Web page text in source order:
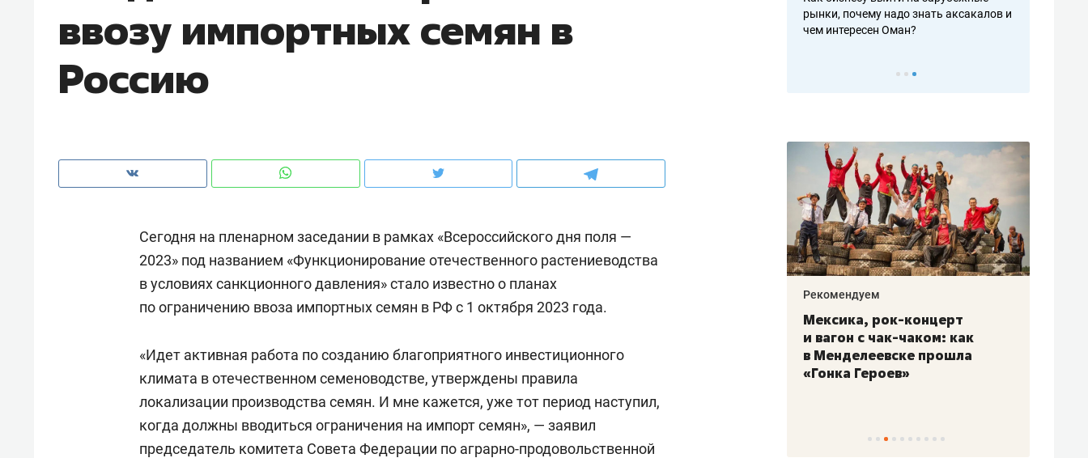
ввозу импортных семян в
Россию
Сегодня на пленарном заседании в рамках «Всероссийского дня поля —
2023» под названием «Функционирование отечественного растениеводства
в условиях санкционного давления» стало известно о планах
по ограничению ввоза импортных семян в РФ с 1 октября 2023 года.
«Идет активная работа по созданию благоприятного инвестиционного
климата в отечественном семеноводстве, утверждены правила
локализации производства семян. И мне кажется, уже тот период наступил,
когда должны вводиться ограничения на импорт семян», — заявил
председатель комитета Совета Федерации по аграрно-продовольственной
чем интересен Оман?
клиентах и чудных запросах мастеров
рынки, почему надо знать аксакалов и
чем интересен Оман?
Рекомендуем
Как ГК «МИР ГРУПП» и ВТБ
комфорта под Казанью
Рекомендуем
150 камер до квартиры и Face
безопасность в ЖК «Нова»
Опыт выживания в дикой
с ментальным и физическим
состоянием как основа
Рекомендуем
Мексика, рок-концерт
и вагон с чак-чаком: как
в Менделеевске прошла
«Гонка Героев»